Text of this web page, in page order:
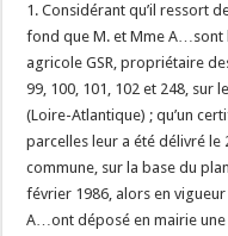
1. Considérant qu’il ressort
fond que M. et Mme
agricole GSR, propriétaire
99, 100, 101, 102 et 248, sur
(Loire-Atlantique) ; qu’un
parcelles leur a été délivré
commune, sur la base du
février 1986, alors en
A…ont déposé en mairie